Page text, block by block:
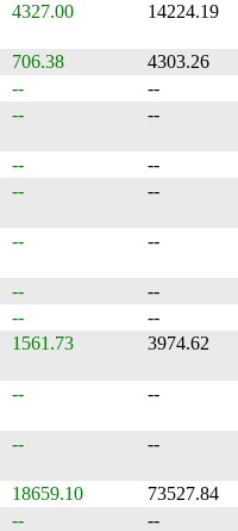
4327.00 14224.19
706.38
4303.26
--
--
-- --
--
--
-- --
-- --
--
--
--
--
1561.73 3974.62
-- --
-- --
18659.10
73527.84
-- --